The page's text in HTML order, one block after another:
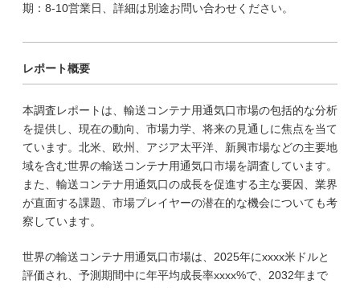
期：8-10営業日、詳細は別途お問い合わせください。
レポート概要
本調査レポートは、輸送コンテナ用通気口市場の包括的な分析
を提供し、現在の動向、市場力学、将来の見通しに焦点を当て
ています。北米、欧州、アジア太平洋、新興市場などの主要地
域を含む世界の輸送コンテナ用通気口市場を調査しています。
また、輸送コンテナ用通気口の成長を促進する主な要因、業界
が直面する課題、市場プレイヤーの潜在的な機会についても考
察しています。
世界の輸送コンテナ用通気口市場は、2025年にxxxx米ドルと
評価され、予測期間中に年平均成長率xxxx%で、2032年まで